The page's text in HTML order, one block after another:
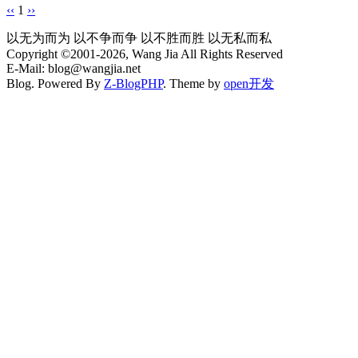
‹‹ 1 ››
以无为而为 以不争而争 以不胜而胜 以无私而私
Copyright ©2001-2026, Wang Jia All Rights Reserved
E-Mail: blog@wangjia.net
Blog. Powered By Z-BlogPHP. Theme by open开发